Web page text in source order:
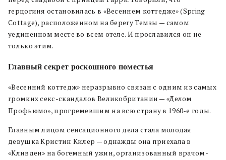
герцогиня остановилась в «Весеннем коттедже» (Spring
Cottage), расположенном на берегу Темзы — самом
уединенном месте во всем отеле. И прославился он не
только этим.
Главный секрет роскошного поместья
«Весенний коттедж» неразрывно связан с одним из самых
громких секс-скандалов Великобритании — «Делом
Профьюмо», прогремевшим на всю страну в 1960-е годы.
Главным лицом сенсационного дела стала молодая
девушка Кристин Килер — однажды она приехала в
«Кливден» на богемный ужин, организованный врачом-